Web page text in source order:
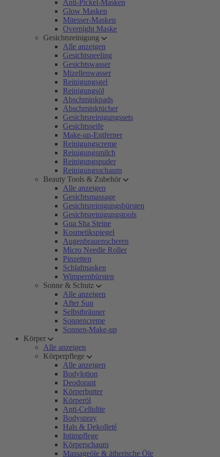
Anti-Pickel-Masken
Glow Masken
Mitesser-Masken
Overnight Maske
Gesichtsreinigung
Alle anzeigen
Gesichtspeeling
Gesichtswasser
Mizellenwasser
Reinigungsgel
Reinigungsöl
Abschminkpads
Abschminktücher
Gesichtsreinigungssets
Gesichtsseife
Make-up-Entferner
Reinigungscreme
Reinigungsmilch
Reinigungspuder
Reinigungsschaum
Beauty Tools & Zubehör
Alle anzeigen
Gesichtsmassage
Gesichtsreinigungsbürsten
Gesichtsreinigungstools
Gua Sha Steine
Kosmetikspiegel
Augenbrauenscheren
Micro Needle Roller
Pinzetten
Schlafmasken
Wimpernbürsten
Sonne & Schutz
Alle anzeigen
After Sun
Selbstbräuner
Sonnencreme
Sonnen-Make-up
Körper
Alle anzeigen
Körperpflege
Alle anzeigen
Bodylotion
Deodorant
Körperbutter
Körperöl
Anti-Cellulite
Bodyspray
Hals & Dekolleté
Intimpflege
Körperschaum
Massageöle & ätherische Öle